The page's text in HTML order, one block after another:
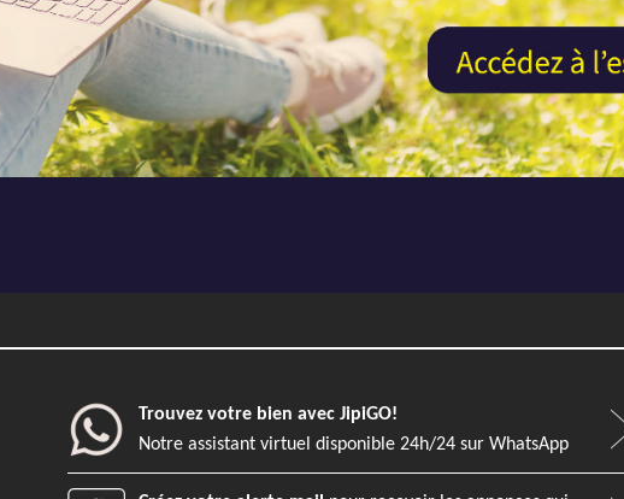
Trouvez votre bien avec JipiGO!
Notre assistant virtuel disponible 24h/24 sur WhatsApp